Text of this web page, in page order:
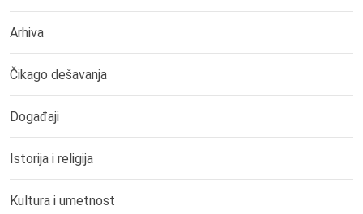
Arhiva
Čikago dešavanja
Događaji
Istorija i religija
Kultura i umetnost